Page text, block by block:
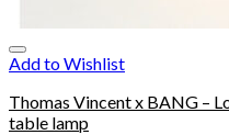
Add to Wishlist
Thomas Vincent x BANG –
table lamp